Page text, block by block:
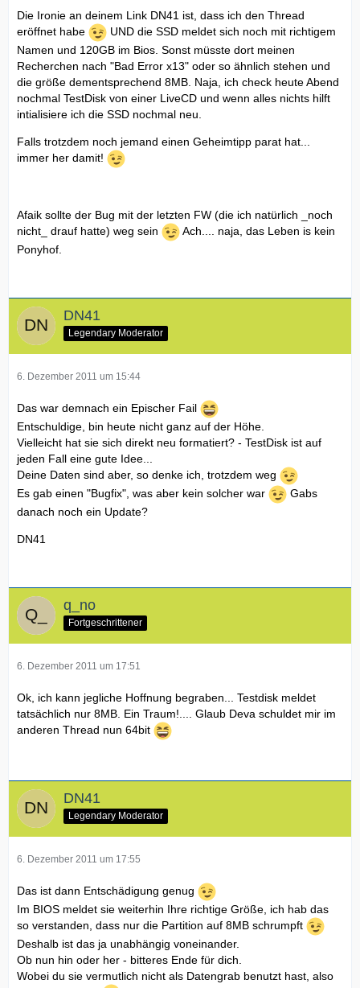
Die Ironie an deinem Link DN41 ist, dass ich den Thread
eröffnet habe
UND die SSD meldet sich noch mit richtigem
Namen und 120GB im Bios. Sonst müsste dort meinen
Recherchen nach "Bad Error x13" oder so ähnlich stehen und
die größe dementsprechend 8MB. Naja, ich check heute Abend
nochmal TestDisk von einer LiveCD und wenn alles nichts hilft
intialisiere ich die SSD nochmal neu.
Falls trotzdem noch jemand einen Geheimtipp parat hat...
immer her damit!
Afaik sollte der Bug mit der letzten FW (die ich natürlich _noch
nicht_ drauf hatte) weg sein
Ach.... naja, das Leben is kein
Ponyhof.
DN41
Legendary Moderator
6. Dezember 2011 um 15:44
Das war demnach ein Epischer Fail
Entschuldige, bin heute nicht ganz auf der Höhe.
Vielleicht hat sie sich direkt neu formatiert? - TestDisk ist auf
jeden Fall eine gute Idee...
Deine Daten sind aber, so denke ich, trotzdem weg
Es gab einen "Bugfix", was aber kein solcher war
Gabs
danach noch ein Update?
DN41
q_no
Fortgeschrittener
6. Dezember 2011 um 17:51
Ok, ich kann jegliche Hoffnung begraben... Testdisk meldet
tatsächlich nur 8MB. Ein Traum!.... Glaub Deva schuldet mir im
anderen Thread nun 64bit
DN41
Legendary Moderator
6. Dezember 2011 um 17:55
Das ist dann Entschädigung genug
Im BIOS meldet sie weiterhin Ihre richtige Größe, ich hab das
so verstanden, dass nur die Partition auf 8MB schrumpft
Deshalb ist das ja unabhängig voneinander.
Ob nun hin oder her - bitteres Ende für dich.
Wobei du sie vermutlich nicht als Datengrab benutzt hast, also